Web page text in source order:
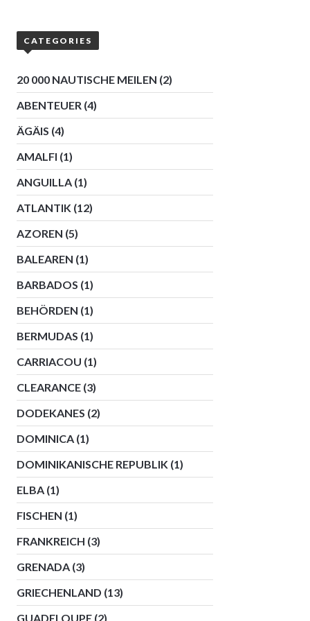
CATEGORIES
20 000 NAUTISCHE MEILEN (2)
ABENTEUER (4)
ÄGÄIS (4)
AMALFI (1)
ANGUILLA (1)
ATLANTIK (12)
AZOREN (5)
BALEAREN (1)
BARBADOS (1)
BEHÖRDEN (1)
BERMUDAS (1)
CARRIACOU (1)
CLEARANCE (3)
DODEKANES (2)
DOMINICA (1)
DOMINIKANISCHE REPUBLIK (1)
ELBA (1)
FISCHEN (1)
FRANKREICH (3)
GRENADA (3)
GRIECHENLAND (13)
GUADELOUPE (2)